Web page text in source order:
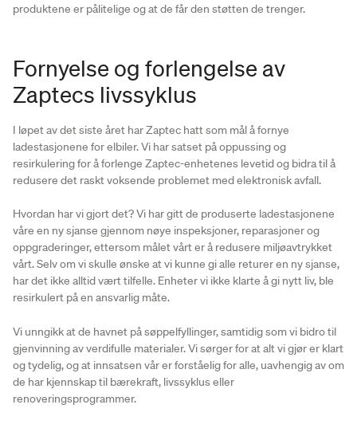
produktene er pålitelige og at de får den støtten de trenger.
Fornyelse og forlengelse av
Zaptecs livssyklus
I løpet av det siste året har Zaptec hatt som mål å fornye
ladestasjonene for elbiler. Vi har satset på oppussing og
resirkulering for å forlenge Zaptec-enhetenes levetid og bidra til å
redusere det raskt voksende problemet med elektronisk avfall.
Hvordan har vi gjort det? Vi har gitt de produserte ladestasjonene
våre en ny sjanse gjennom nøye inspeksjoner, reparasjoner og
oppgraderinger, ettersom målet vårt er å redusere miljøavtrykket
vårt. Selv om vi skulle ønske at vi kunne gi alle returer en ny sjanse,
har det ikke alltid vært tilfelle. Enheter vi ikke klarte å gi nytt liv, ble
resirkulert på en ansvarlig måte.
Vi unngikk at de havnet på søppelfyllinger, samtidig som vi bidro til
gjenvinning av verdifulle materialer. Vi sørger for at alt vi gjør er klart
og tydelig, og at innsatsen vår er forståelig for alle, uavhengig av om
de har kjennskap til bærekraft, livssyklus eller
renoveringsprogrammer.